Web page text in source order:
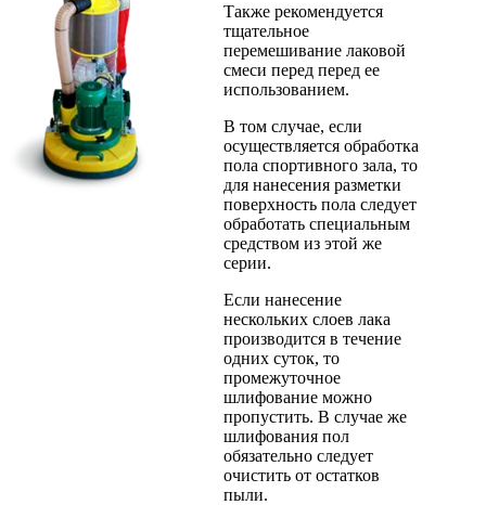
Также рекомендуется
тщательное
перемешивание лаковой
смеси перед перед ее
использованием.
В том случае, если
осуществляется обработка
пола спортивного зала, то
для нанесения разметки
поверхность пола следует
обработать специальным
средством из этой же
серии.
Если нанесение
нескольких слоев лака
производится в течение
одних суток, то
промежуточное
шлифование можно
пропустить. В случае же
шлифования пол
обязательно следует
очистить от остатков
пыли.